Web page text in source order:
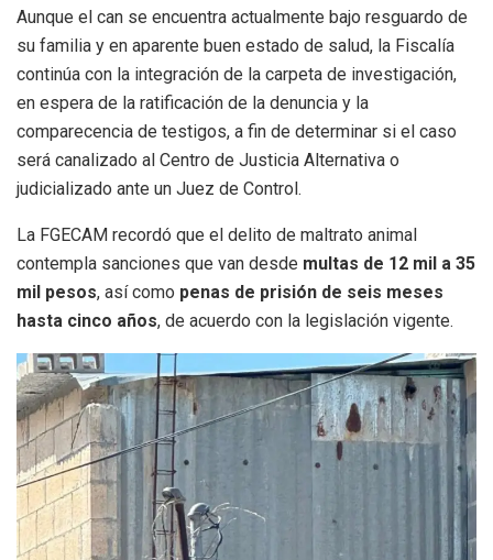
Aunque el can se encuentra actualmente bajo resguardo de
su familia y en aparente buen estado de salud, la Fiscalía
continúa con la integración de la carpeta de investigación,
en espera de la ratificación de la denuncia y la
comparecencia de testigos, a fin de determinar si el caso
será canalizado al Centro de Justicia Alternativa o
judicializado ante un Juez de Control.
La FGECAM recordó que el delito de maltrato animal
contempla sanciones que van desde multas de 12 mil a 35
mil pesos, así como penas de prisión de seis meses
hasta cinco años, de acuerdo con la legislación vigente.